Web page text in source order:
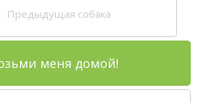
Предыдущая собака
меня домой!